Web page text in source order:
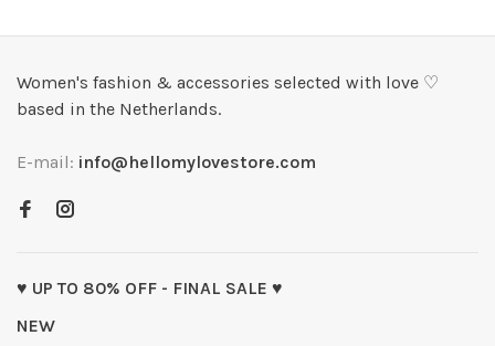
Women's fashion & accessories selected with love ♡
based in the Netherlands.
E-mail: info@hellomylovestore.com
♥ UP TO 80% OFF - FINAL SALE ♥
NEW